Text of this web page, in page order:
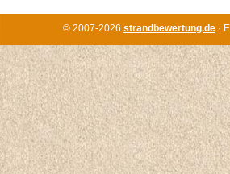
© 2007-2026 strandbewertung.de ·